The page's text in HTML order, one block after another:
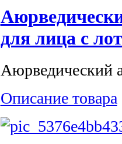
для лица c
Аюрведический
Описание товара